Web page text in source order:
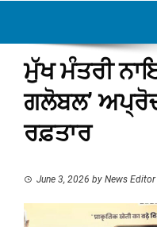
ਮੁੱਖ ਮੰਤਰੀ
ਗਲੋਬਲ’
ਰਫ਼ਤਾਰ
June 3, 2026 by News Editor